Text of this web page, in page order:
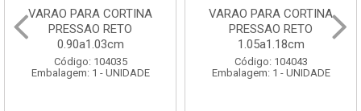
VARAO PARA CORTINA
PRESSAO RETO
0.90a1.03cm
Código: 104035
Embalagem: 1 - UNIDADE
VARAO PARA CORTINA
PRESSAO RETO
1.05a1.18cm
Código: 104043
Embalagem: 1 - UNIDADE